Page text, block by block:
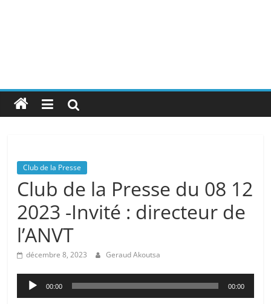
Club de la Presse
Club de la Presse du 08 12
2023 -Invité : directeur de
l’ANVT
décembre 8, 2023 Geraud Akoutsa
Lecteur
audio
00:00 00:00